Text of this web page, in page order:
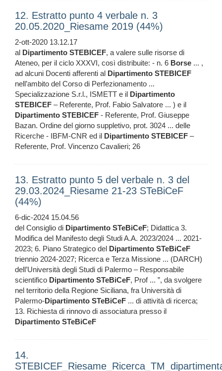
12. Estratto punto 4 verbale n. 3
20.05.2020_Riesame 2019 (44%)
2-ott-2020 13.12.17
al Dipartimento STEBICEF, a valere sulle risorse di
Ateneo, per il ciclo XXXVI, così distribuite: - n. 6 Borse ... ,
ad alcuni Docenti afferenti al Dipartimento STEBICEF
nell’ambito del Corso di Perfezionamento ...
Specializzazione S.r.l., ISMETT e il Dipartimento
STEBICEF – Referente, Prof. Fabio Salvatore ... ) e il
Dipartimento STEBICEF - Referente, Prof. Giuseppe
Bazan. Ordine del giorno suppletivo, prot. 3024 ... delle
Ricerche - IBFM-CNR ed il Dipartimento STEBICEF –
Referente, Prof. Vincenzo Cavalieri; 26
13. Estratto punto 5 del verbale n. 3 del
29.03.2024_Riesame 21-23 STeBiCeF
(44%)
6-dic-2024 15.04.56
del Consiglio di Dipartimento STeBiCeF; Didattica 3.
Modifica del Manifesto degli Studi A.A. 2023/2024 ... 2021-
2023; 6. Piano Strategico del Dipartimento STeBiCeF
triennio 2024-2027; Ricerca e Terza Missione ... (DARCH)
dell’Università degli Studi di Palermo – Responsabile
scientifico Dipartimento STeBiCeF, Prof ... ”, da svolgere
nel territorio della Regione Siciliana, fra Università di
Palermo-Dipartimento STeBiCeF ... di attività di ricerca;
13. Richiesta di rinnovo di associatura presso il
Dipartimento STeBiCeF
14.